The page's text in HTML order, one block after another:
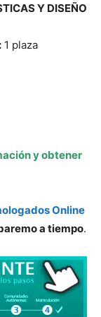
Y DISEÑO
1 plaza
y obtener
Online
a tiempo.